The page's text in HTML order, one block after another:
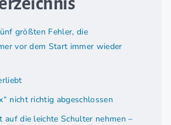
größten Fehler, die
vor dem Start immer wieder
nicht richtig abgeschlossen
auf die leichte Schulter nehmen –